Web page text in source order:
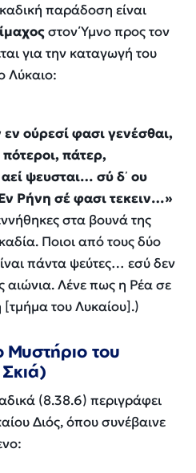
παράδοση είναι
στονΎμνο προς τον
για την καταγωγή του
Λύκαιο:
εν ούρεσί φασι γενέσθαι,
πότεροι, πάτερ,
ψευσται… σύ δ᾽ ου
Ρήνη σέ φασι τεκειν…»
στα βουνά της
Ποιοι από τους δύο
πάντα ψεύτες… εσύ δεν
αιώνια. Λένε πως η Ρέα σε
του Λυκαίου].)
του
(8.38.6) περιγράφει
Διός, όπου συνέβαινε